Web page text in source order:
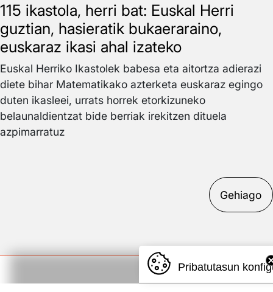
115 ikastola, herri bat: Euskal Herri
guztian, hasieratik bukaeraraino,
euskaraz ikasi ahal izateko
Euskal Herriko Ikastolek babesa eta aitortza adierazi
diete bihar Matematikako azterketa euskaraz egingo
duten ikasleei, urrats horrek etorkizuneko
belaunaldientzat bide berriak irekitzen dituela
azpimarratuz
Gehiago
Pribatutasun